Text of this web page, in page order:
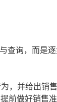
查询，而是
，并给出销
前做好销售准